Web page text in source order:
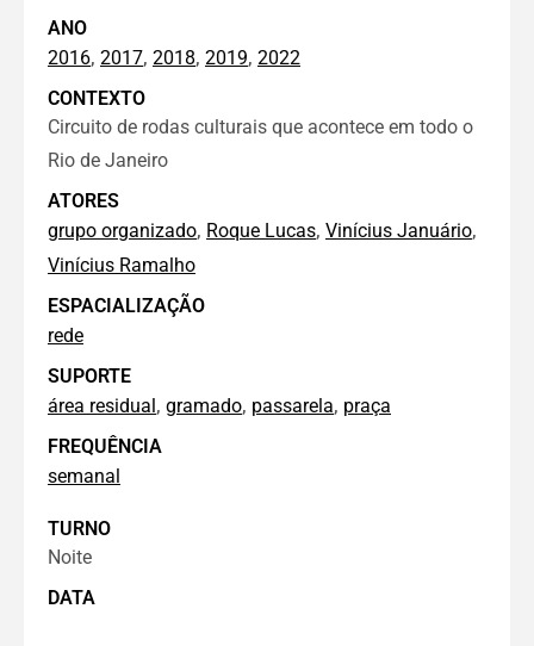
ANO
2016, 2017, 2018, 2019, 2022
CONTEXTO
Circuito de rodas culturais que acontece em todo o
Rio de Janeiro
ATORES
grupo organizado, Roque Lucas, Vinícius Januário,
Vinícius Ramalho
ESPACIALIZAÇÃO
rede
SUPORTE
área residual, gramado, passarela, praça
FREQUÊNCIA
semanal
TURNO
Noite
DATA